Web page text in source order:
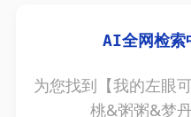
为您找到【我的左眼
桃&粥粥&梦